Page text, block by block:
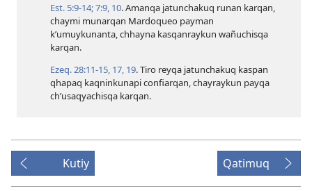
Est. 5:​9-14;7:​9, 10. Amanqa jatunchakuq runan karqan,
chaymi munarqan Mardoqueo payman
k’umuykunanta, chhayna kasqanraykun wañuchisqa
karqan.
Ezeq. 28:​11-15,17,19. Tiro reyqa jatunchakuq kaspan
qhapaq kaqninkunapi confiarqan, chayraykun payqa
ch’usaqyachisqa karqan.
Kutiy Qatimuq